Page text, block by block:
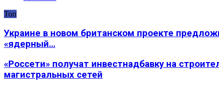
Топ
Украине в новом британском проекте
«ядерный…
«Россети» получат инвестнадбавку на
магистральных сетей